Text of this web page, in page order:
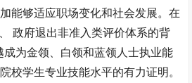
能够适应职场变化和社会发展。在
政府退出非准入类评价体系的背
成为金领、白领和蓝领人士执业能
校学生专业技能水平的有力证明。